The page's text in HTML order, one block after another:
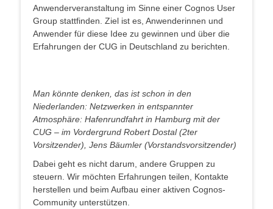
Anwenderveranstaltung im Sinne einer Cognos User
Group stattfinden. Ziel ist es, Anwenderinnen und
Anwender für diese Idee zu gewinnen und über die
Erfahrungen der CUG in Deutschland zu berichten.
Man könnte denken, das ist schon in den
Niederlanden: Netzwerken in entspannter
Atmosphäre: Hafenrundfahrt in Hamburg mit der
CUG – im Vordergrund Robert Dostal (2ter
Vorsitzender), Jens Bäumler (Vorstandsvorsitzender)
Dabei geht es nicht darum, andere Gruppen zu
steuern. Wir möchten Erfahrungen teilen, Kontakte
herstellen und beim Aufbau einer aktiven Cognos-
Community unterstützen.